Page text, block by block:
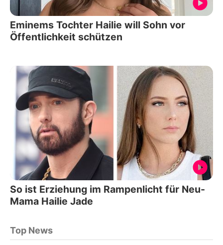
Eminems Tochter Hailie will Sohn vor
Öffentlichkeit schützen
So ist Erziehung im Rampenlicht für Neu-
Mama Hailie Jade
Top News